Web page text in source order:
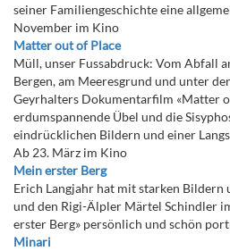
seiner Familiengeschichte eine
November im Kino
Matter out of Place
Müll, unser Fussabdruck: Vom Abfall
Bergen, am Meeresgrund und unter
Geyrhalters Dokumentarfilm «Matter
erdumspannende Übel und die
eindrücklichen Bildern und einer
Ab 23. März im Kino
Mein erster Berg
Erich Langjahr hat mit starken Bildern
und den Rigi-Älpler Märtel Schindler
erster Berg» persönlich und schön
Minari